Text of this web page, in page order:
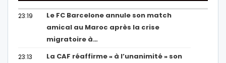
23:19
Le FC Barcelone annule son match
amical au Maroc après la crise
migratoire à…
23:13
La CAF réaffirme « à l’unanimité » son